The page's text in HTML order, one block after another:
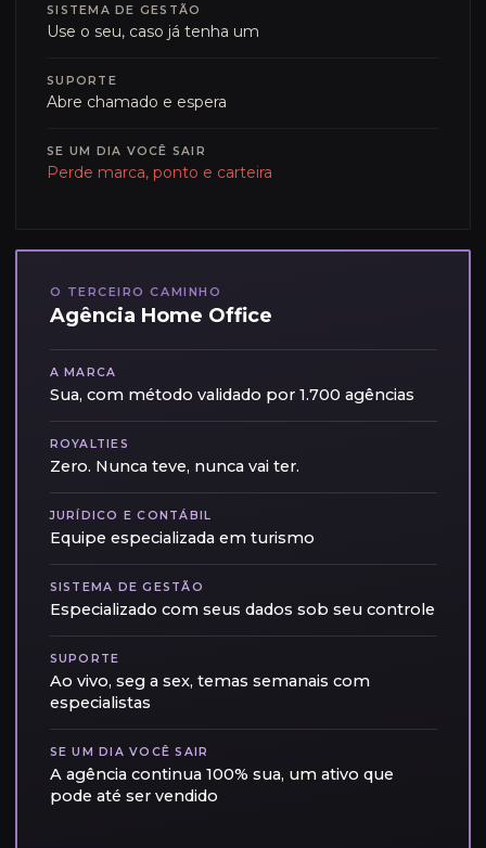
SISTEMA DE GESTÃO
Use o seu, caso já tenha um
SUPORTE
Abre chamado e espera
SE UM DIA VOCÊ SAIR
Perde marca, ponto e carteira
O TERCEIRO CAMINHO
Agência Home Office
A MARCA
Sua, com método validado por 1.700 agências
ROYALTIES
Zero. Nunca teve, nunca vai ter.
JURÍDICO E CONTÁBIL
Equipe especializada em turismo
SISTEMA DE GESTÃO
Especializado com seus dados sob seu controle
SUPORTE
Ao vivo, seg a sex, temas semanais com
especialistas
SE UM DIA VOCÊ SAIR
A agência continua 100% sua, um ativo que
pode até ser vendido